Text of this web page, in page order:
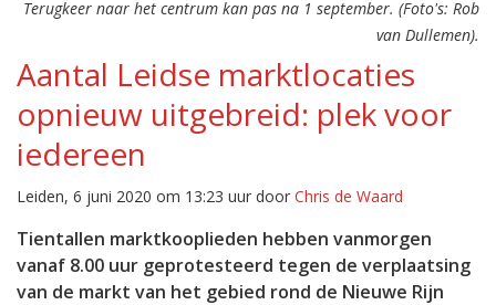
Terugkeer naar het centrum kan pas na 1 september. (Foto's: Rob
van Dullemen).
Aantal Leidse marktlocaties
opnieuw uitgebreid: plek voor
iedereen
Leiden, 6 juni 2020 om 13:23 uur door Chris de Waard
Tientallen marktkooplieden hebben vanmorgen
vanaf 8.00 uur geprotesteerd tegen de verplaatsing
van de markt van het gebied rond de Nieuwe Rijn